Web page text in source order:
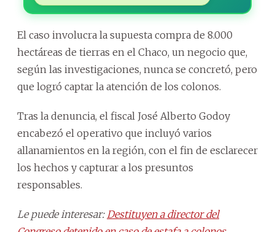
El caso involucra la supuesta compra de 8.000
hectáreas de tierras en el Chaco, un negocio que,
según las investigaciones, nunca se concretó, pero
que logró captar la atención de los colonos.
Tras la denuncia, el fiscal José Alberto Godoy
encabezó el operativo que incluyó varios
allanamientos en la región, con el fin de esclarecer
los hechos y capturar a los presuntos
responsables.
Le puede interesar: Destituyen a director del